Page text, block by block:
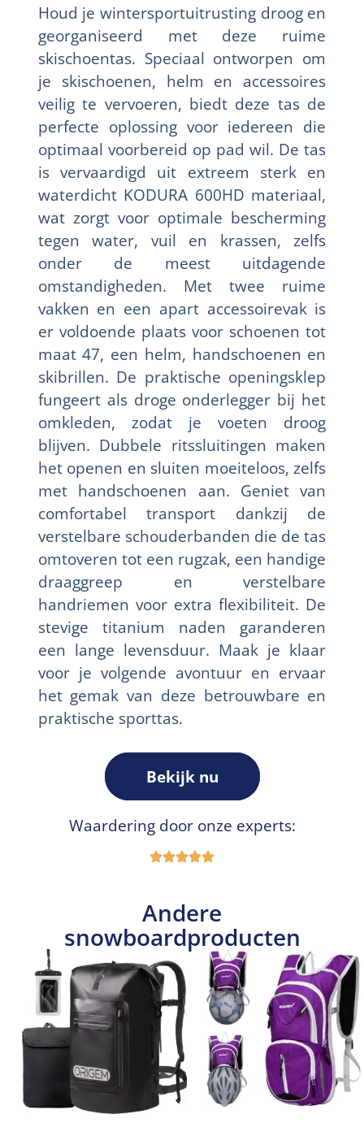
Houd je wintersportuitrusting droog en
georganiseerd met deze ruime
skischoentas. Speciaal ontworpen om
je skischoenen, helm en accessoires
veilig te vervoeren, biedt deze tas de
perfecte oplossing voor iedereen die
optimaal voorbereid op pad wil. De tas
is vervaardigd uit extreem sterk en
waterdicht KODURA 600HD materiaal,
wat zorgt voor optimale bescherming
tegen water, vuil en krassen, zelfs
onder de meest uitdagende
omstandigheden. Met twee ruime
vakken en een apart accessoirevak is
er voldoende plaats voor schoenen tot
maat 47, een helm, handschoenen en
skibrillen. De praktische openingsklep
fungeert als droge onderlegger bij het
omkleden, zodat je voeten droog
blijven. Dubbele ritssluitingen maken
het openen en sluiten moeiteloos, zelfs
met handschoenen aan. Geniet van
comfortabel transport dankzij de
verstelbare schouderbanden die de tas
omtoveren tot een rugzak, een handige
draaggreep en verstelbare
handriemen voor extra flexibiliteit. De
stevige titanium naden garanderen
een lange levensduur. Maak je klaar
voor je volgende avontuur en ervaar
het gemak van deze betrouwbare en
praktische sporttas.
Bekijk nu
Waardering door onze experts:
Andere
snowboardproducten